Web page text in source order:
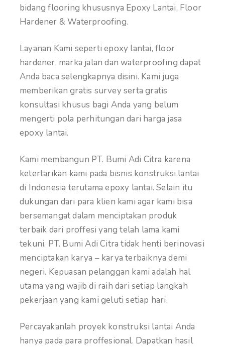
bidang flooring khususnya Epoxy Lantai, Floor
Hardener & Waterproofing.
Layanan Kami seperti epoxy lantai, floor
hardener, marka jalan dan waterproofing dapat
Anda baca selengkapnya disini. Kami juga
memberikan gratis survey serta gratis
konsultasi khusus bagi Anda yang belum
mengerti pola perhitungan dari harga jasa
epoxy lantai.
Kami membangun PT. Bumi Adi Citra karena
ketertarikan kami pada bisnis konstruksi lantai
di Indonesia terutama epoxy lantai. Selain itu
dukungan dari para klien kami agar kami bisa
bersemangat dalam menciptakan produk
terbaik dari proffesi yang telah lama kami
tekuni. PT. Bumi Adi Citra tidak henti berinovasi
menciptakan karya – karya terbaiknya demi
negeri. Kepuasan pelanggan kami adalah hal
utama yang wajib di raih dari setiap langkah
pekerjaan yang kami geluti setiap hari.
Percayakanlah proyek konstruksi lantai Anda
hanya pada para proffesional. Dapatkan hasil